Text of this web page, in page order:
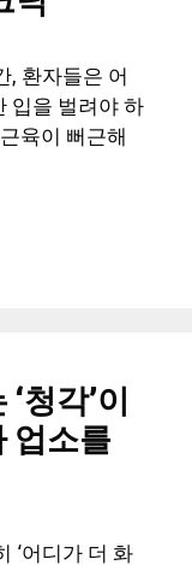
, 환자들은 어
입을 벌려야 하
육이 뻐근해
청각’이
업소를
‘어디가 더 화